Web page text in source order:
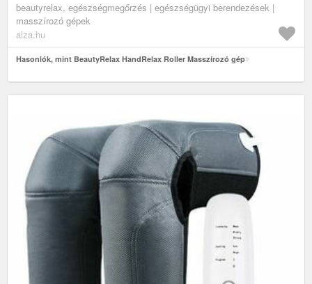
beautyrelax, egészségmegőrzés | egészségügyi berendezések |
masszírozó gépek
alza.hu
Hasonlók, mint BeautyRelax HandRelax Roller Masszírozó gép